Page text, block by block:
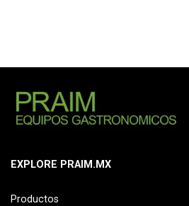
EXPLORE PRAIM.MX
Productos